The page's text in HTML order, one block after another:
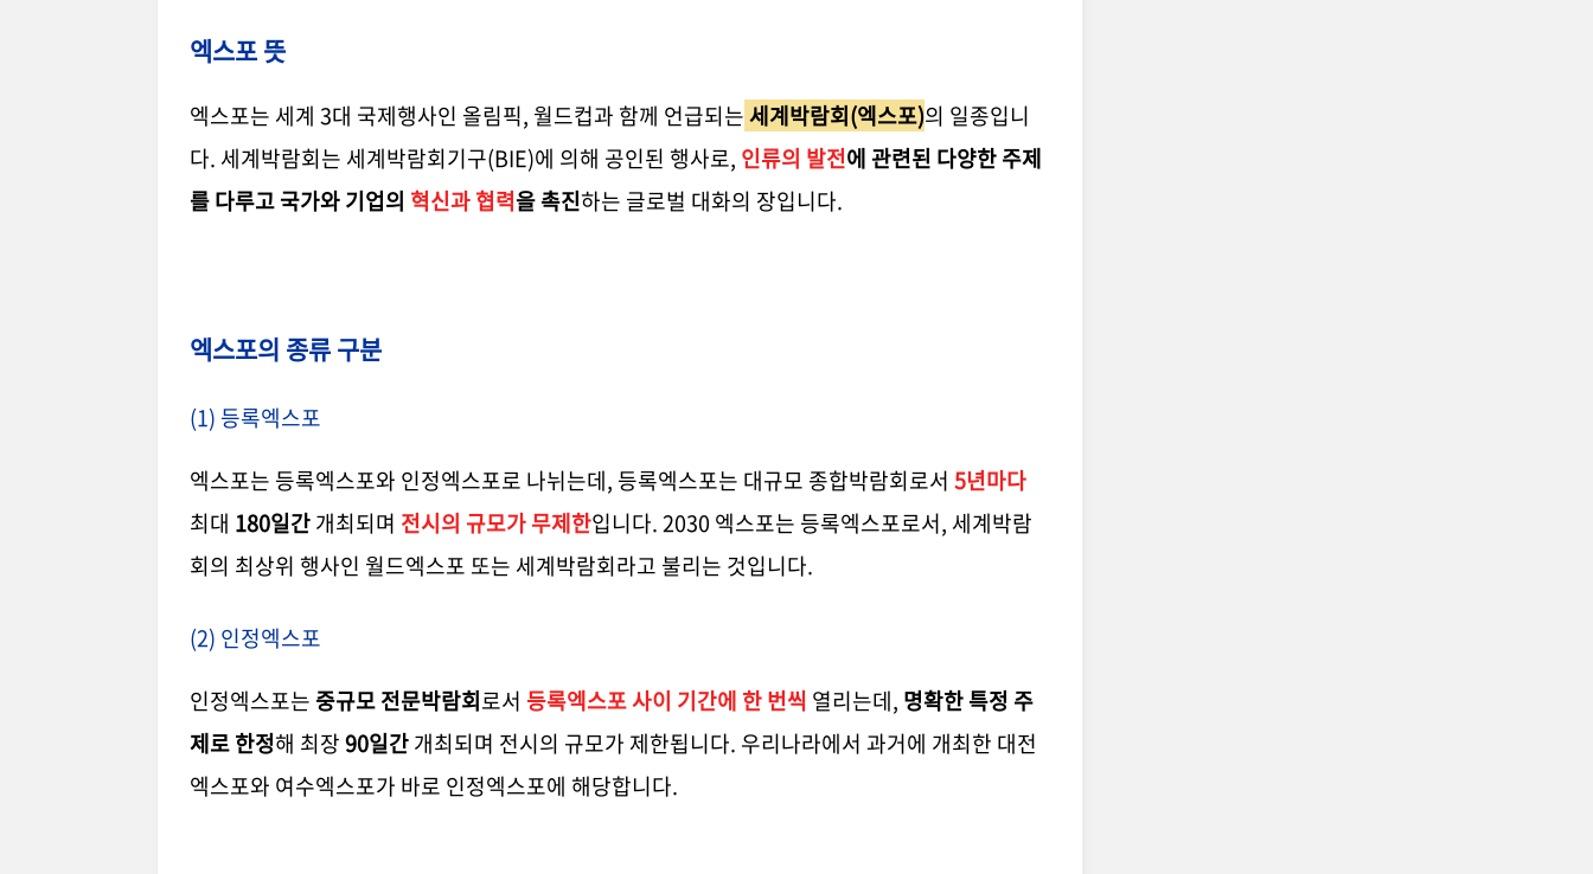
엑스포 뜻
엑스포는 세계 3대 국제행사인 올림픽, 월드컵과 함께 언급되는세계박람회(엑스포)의 일종입니
다. 세계박람회는 세계박람회기구(BIE)에 의해 공인된 행사로, 인류의 발전에 관련된 다양한 주제
를 다루고 국가와 기업의 혁신과 협력을 촉진하는 글로벌 대화의 장입니다.
엑스포의 종류 구분
(1) 등록엑스포
엑스포는 등록엑스포와 인정엑스포로 나뉘는데, 등록엑스포는 대규모 종합박람회로서 5년마다
최대 180일간개최되며 전시의 규모가 무제한입니다. 2030 엑스포는 등록엑스포로서, 세계박람
회의 최상위 행사인 월드엑스포 또는 세계박람회라고 불리는 것입니다.
(2) 인정엑스포
인정엑스포는 중규모 전문박람회로서 등록엑스포 사이 기간에 한 번씩 열리는데, 명확한 특정 주
제로 한정해 최장90일간개최되며 전시의 규모가 제한됩니다. 우리나라에서 과거에 개최한 대전
엑스포와 여수엑스포가 바로 인정엑스포에 해당합니다.